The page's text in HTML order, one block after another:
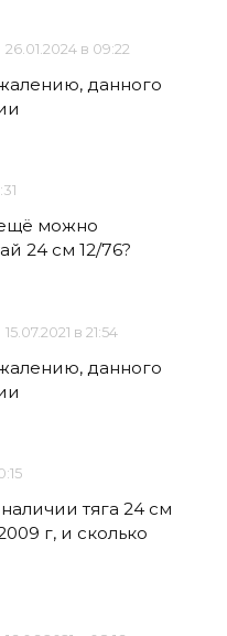
26.01.2024 в 09:22
данного
ещё можно
24 см 12/76?
15.07.2021 в 21:54
данного
тяга 24 см
г, и сколько